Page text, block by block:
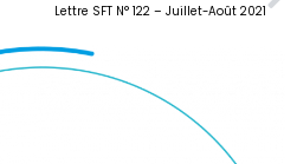
Lettre SFT N° 122 – Juillet-Août 2021